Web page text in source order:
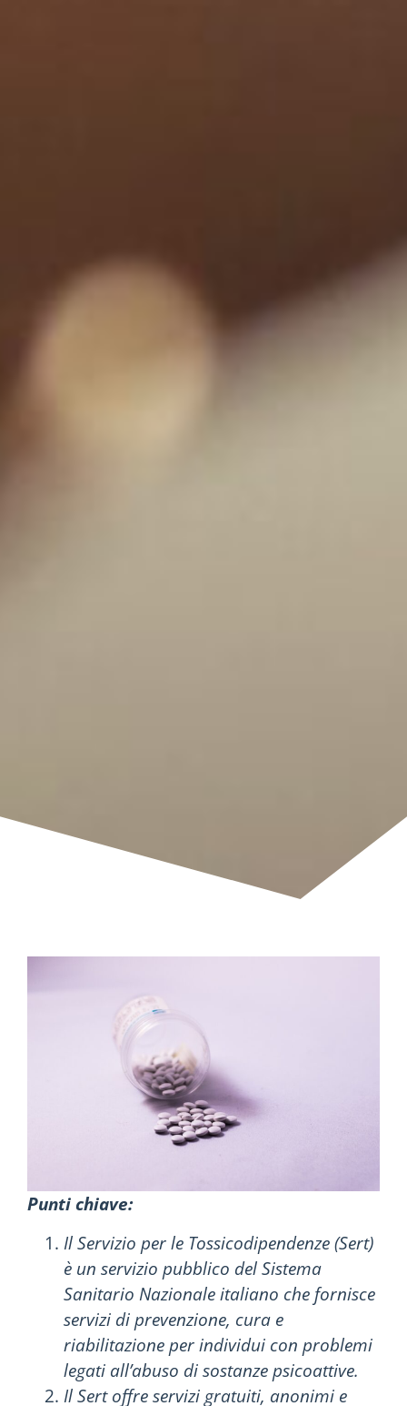
Punti chiave:
Il Servizio per le Tossicodipendenze (Sert)
è un servizio pubblico del Sistema
Sanitario Nazionale italiano che fornisce
servizi di prevenzione, cura e
riabilitazione per individui con problemi
legati all’abuso di sostanze psicoattive.
Il Sert offre servizi gratuiti, anonimi e